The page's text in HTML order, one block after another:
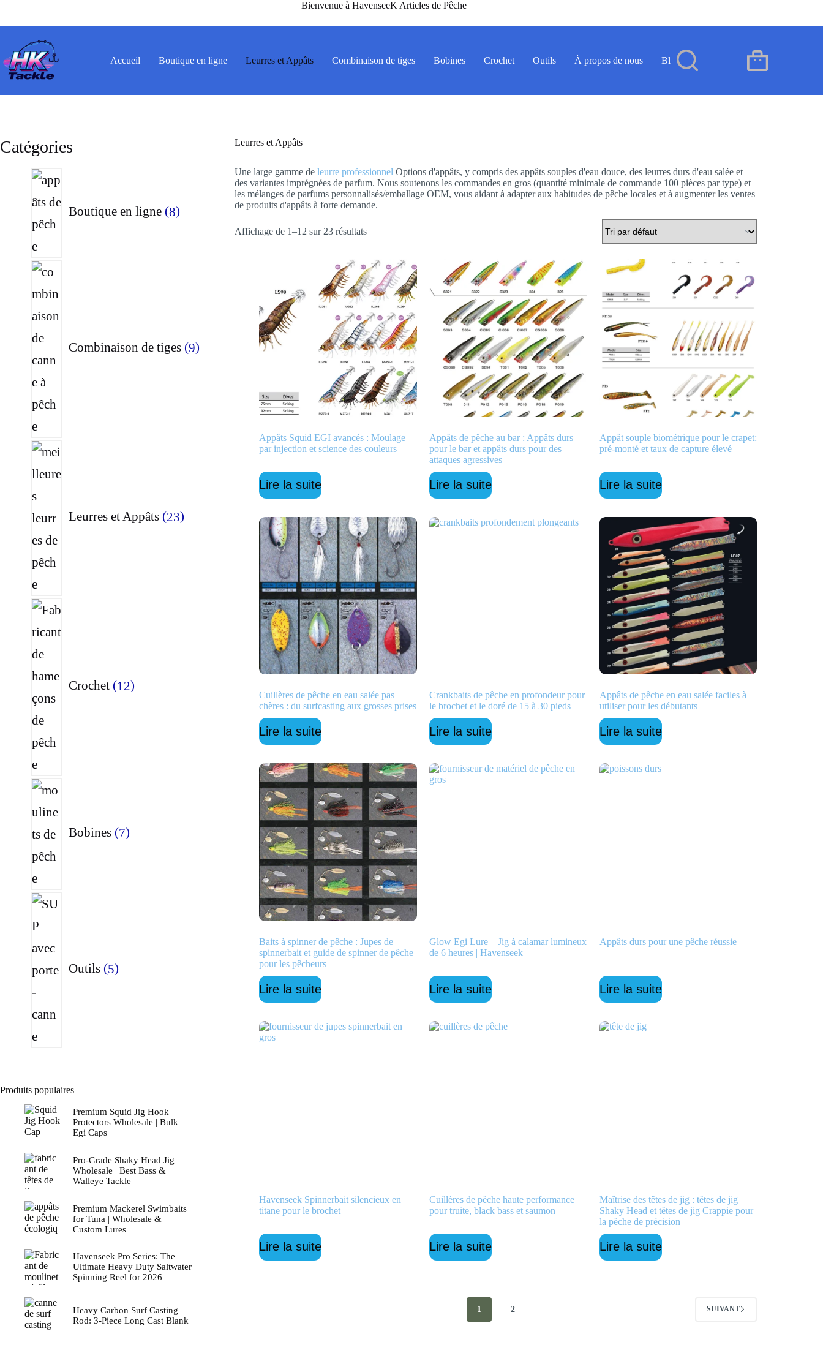
contenu
Bienvenue à HavenseeK Articles de Pêche
Accueil Boutique en ligne Leurres et Appâts Combinaison de tiges Bobines Crochet Outils À propos de nous Blog ContactPanier
Leurres et Appâts
Une large gamme deleurre professionnel Options d'appâts, y compris des appâts souples d'eau douce, des leurres durs d'eau salée et
des variantes imprégnées de parfum. Nous soutenons les commandes en gros (quantité minimale de commande 100 pièces par type) et
les mélanges de parfums personnalisés/emballage OEM, vous aidant à adapter aux habitudes de pêche locales et à augmenter les ventes
de produits d'appâts à forte demande.
Affichage de 1–12 sur 23 résultats
Appâts Squid EGI avancés : Moulage
par injection et science des couleurs
Lire la suite
Appâts de pêche au bar : Appâts durs
pour le bar et appâts durs pour des
attaques agressives
Lire la suite
Appât souple biométrique pour le crapet:
pré-monté et taux de capture élevé
Lire la suite
Cuillères de pêche en eau salée pas
chères : du surfcasting aux grosses prises
Lire la suite
Crankbaits de pêche en profondeur pour
le brochet et le doré de 15 à 30 pieds
Lire la suite
Appâts de pêche en eau salée faciles à
utiliser pour les débutants
Lire la suite
Baits à spinner de pêche : Jupes de
spinnerbait et guide de spinner de pêche
pour les pêcheurs
Lire la suite
Glow Egi Lure – Jig à calamar lumineux
de 6 heures | Havenseek
Lire la suite
Appâts durs pour une pêche réussie
Lire la suite
Havenseek Spinnerbait silencieux en
titane pour le brochet
Lire la suite
Cuillères de pêche haute performance
pour truite, black bass et saumon
Lire la suite
Maîtrise des têtes de jig : têtes de jig
Shaky Head et têtes de jig Crappie pour
la pêche de précision
Lire la suite
1 2 SUIVANT
Catégories
Boutique en ligne 8
Combinaison de tiges 9
Leurres et Appâts 23
Crochet 12
Bobines 7
Outils 5
Produits populaires
Premium Squid Jig Hook
Protectors Wholesale | Bulk
Egi Caps
Pro-Grade Shaky Head Jig
Wholesale | Best Bass &
Walleye Tackle
Premium Mackerel Swimbaits
for Tuna | Wholesale &
Custom Lures
Havenseek Pro Series: The
Ultimate Heavy Duty Saltwater
Spinning Reel for 2026
Heavy Carbon Surf Casting
Rod: 3-Piece Long Cast Blank